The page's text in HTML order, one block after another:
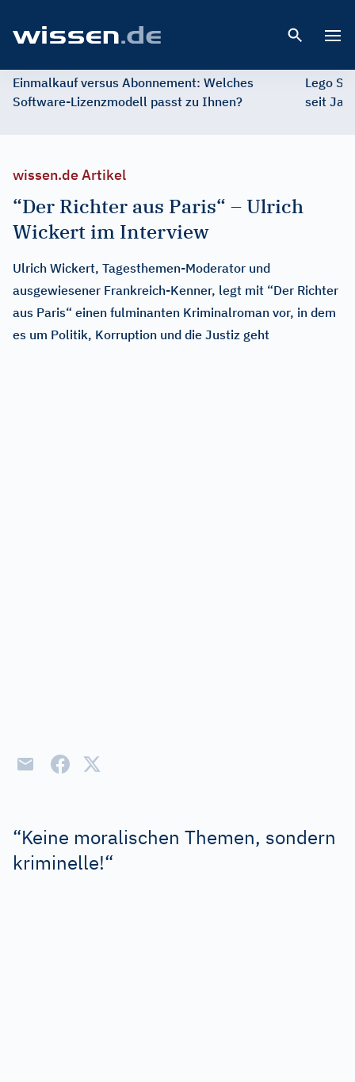
Einmalkauf versus Abonnement: Welches
Software-Lizenzmodell passt zu Ihnen?
Lego
seit
wissen.de Artikel
“Der Richter aus Paris“ – Ulrich
Wickert im Interview
Ulrich Wickert, Tagesthemen-Moderator und
ausgewiesener Frankreich-Kenner, legt mit “Der Richter
aus Paris“ einen fulminanten Kriminalroman vor, in dem
es um Politik, Korruption und die Justiz geht
“Keine moralischen Themen, sondern
kriminelle!“